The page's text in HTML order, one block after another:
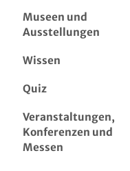
Museen und
Ausstellungen
Wissen
Quiz
Veranstaltungen,
Konferenzen und
Messen